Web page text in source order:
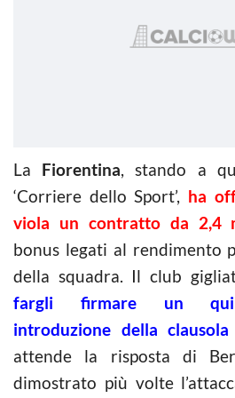
La Fiorentina, stando a
‘Corriere dello Sport’, ha
viola un contratto da 2,4
bonus legati al rendimento
della squadra. Il club
fargli firmare un
introduzione della clausola
attende la risposta di
dimostrato più volte